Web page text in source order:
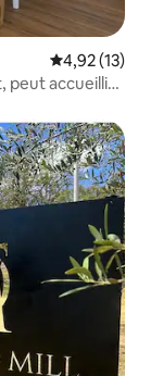
Évaluation
4,92 (13)
peut accueillir